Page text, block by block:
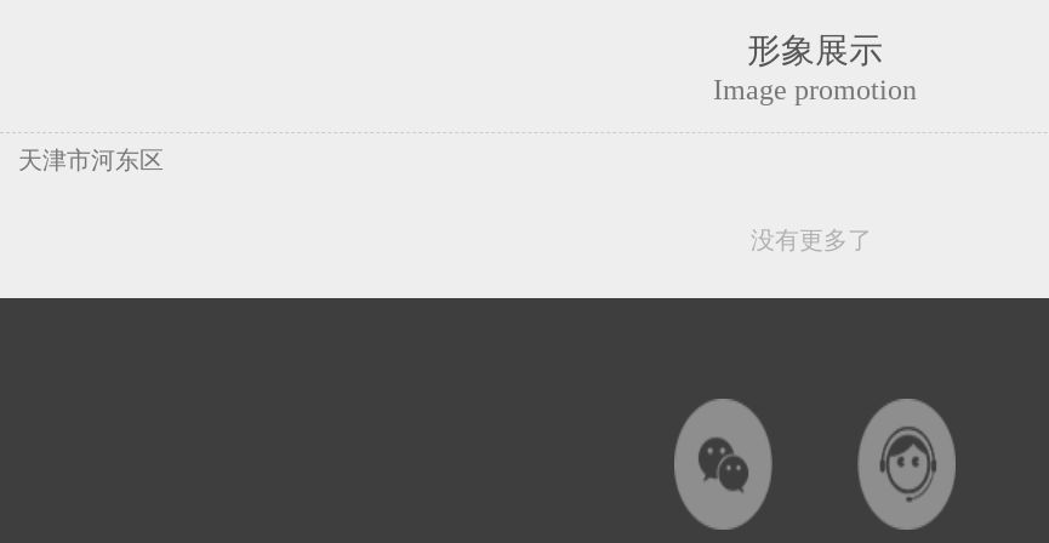
形象展示
Image promotion
天津市河东区
没有更多了